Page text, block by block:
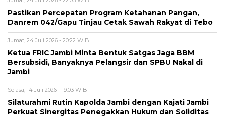
Pastikan Percepatan Program Ketahanan Pangan,
Danrem 042/Gapu Tinjau Cetak Sawah Rakyat di Tebo
Jumat, 24 Juli 2026 - 20:22 WIB
Ketua FRIC Jambi Minta Bentuk Satgas Jaga BBM
Bersubsidi, Banyaknya Pelangsir dan SPBU Nakal di
Jambi
Selasa, 14 Juli 2026 - 19:03 WIB
Silaturahmi Rutin Kapolda Jambi dengan Kajati Jambi
Perkuat Sinergitas Penegakkan Hukum dan Soliditas